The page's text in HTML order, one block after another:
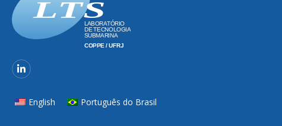
English Português do Brasil